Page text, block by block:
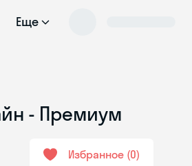
Еще
- Премиум
Избранное 0